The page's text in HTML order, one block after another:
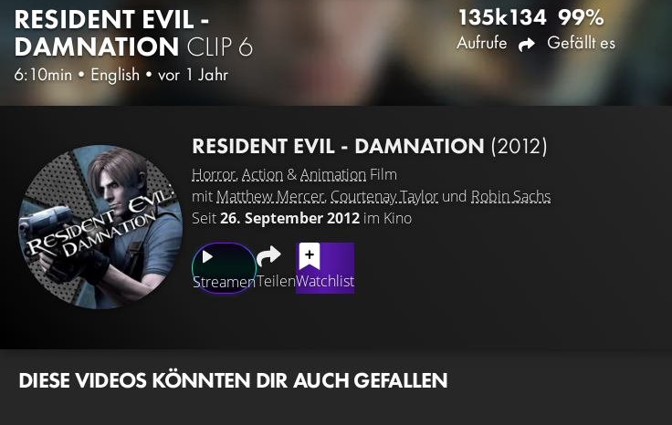
RESIDENT EVIL -
DAMNATION CLIP 6
6:10min• English • vor 1 Jahr
135k
Aufrufe
134 99%
Gefällt es
RESIDENT EVIL - DAMNATION (2012)
Horror,Action &Animation Film
mit Matthew Mercer, Courtenay Taylor und Robin Sachs
Seit26. September 2012 im Kino
StreamenTeilenWatchlist
DIESE VIDEOS KÖNNTEN DIR AUCH GEFALLEN